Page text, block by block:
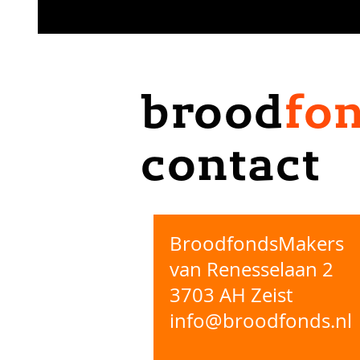
brood
contact
BroodfondsMakers
van Renesselaan 2
3703 AH Zeist
info@broodfonds.nl